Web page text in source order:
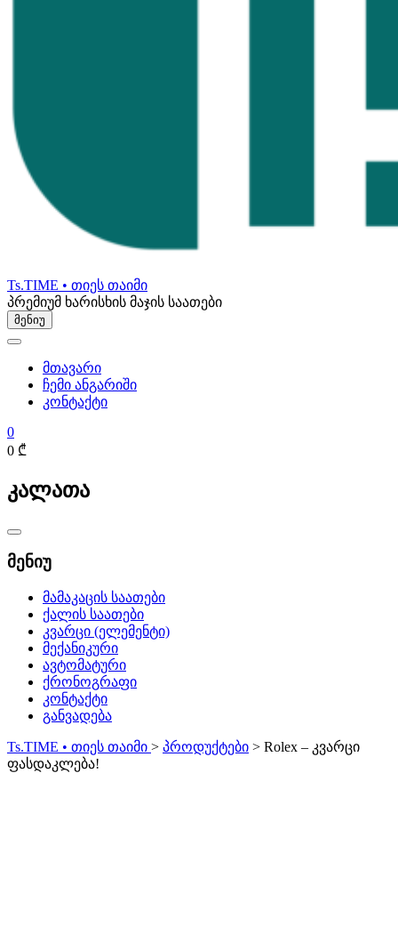
Ts.TIME • თიეს თაიმი
პრემიუმ ხარისხის მაჯის საათები
მენიუ
მთავარი
ჩემი ანგარიში
კონტაქტი
0
0 ₾
კალათა
Catalog
Menu
მენიუ
მამაკაცის საათები
ქალის საათები
კვარცი (ელემენტი)
მექანიკური
ავტომატური
ქრონოგრაფი
კონტაქტი
განვადება
Ts.TIME • თიეს თაიმი > პროდუქტები > Rolex – კვარცი
ფასდაკლება!